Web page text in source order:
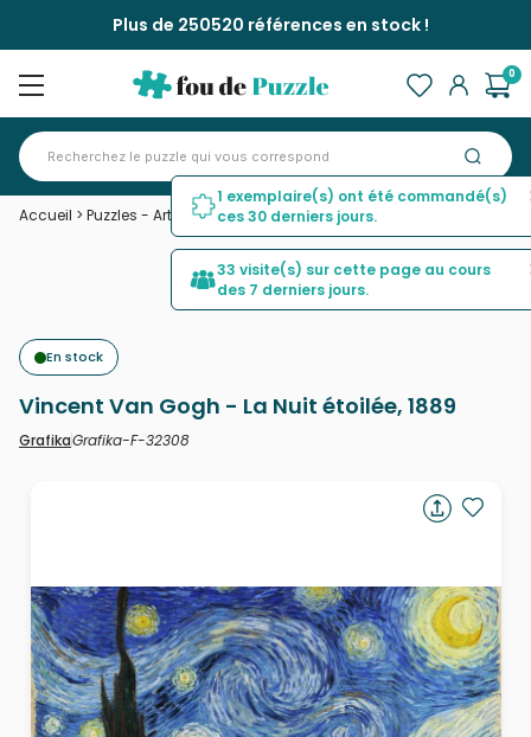
Plus de 250520 références en stock !
0
Accueil > Puzzles - Art Vincent Van Gogh - La Nuit étoilée, 1889
En stock
Vincent Van Gogh - La Nuit étoilée, 1889
GrafikaGrafika-F-32308
1 exemplaire(s) ont été commandé(s)
ces 30 derniers jours.
33 visite(s) sur cette page au cours
des 7 derniers jours.